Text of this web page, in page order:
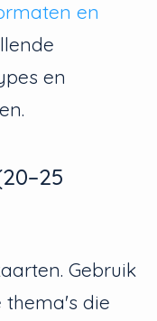
en
en
Gebruik
thema's die